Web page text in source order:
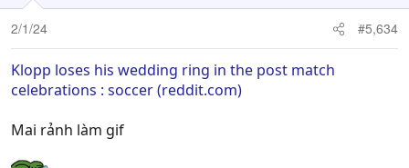
2/1/24 #5,634
Klopp loses his wedding ring in the post match
celebrations : soccer (reddit.com)
Mai rảnh làm gif